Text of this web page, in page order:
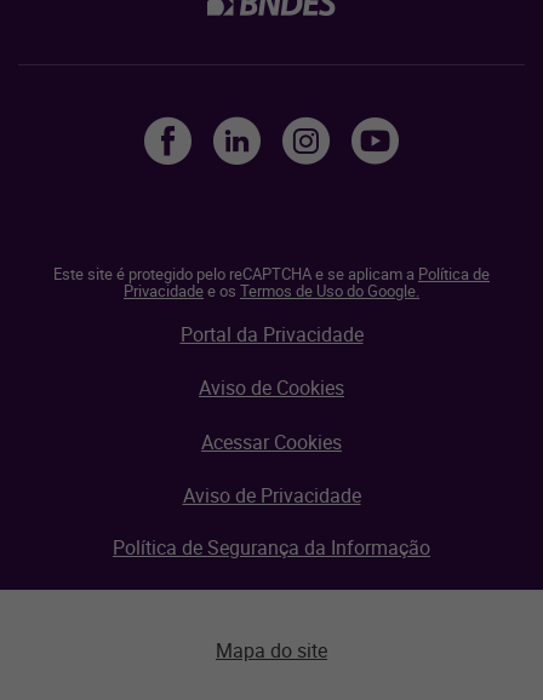
Este site é protegido pelo reCAPTCHA e se aplicam a Política de
Privacidadee os Termos de Uso do Google.
Portal da Privacidade
Aviso de Cookies
Acessar Cookies
Aviso de Privacidade
Política de Segurança da Informação
Mapa do site